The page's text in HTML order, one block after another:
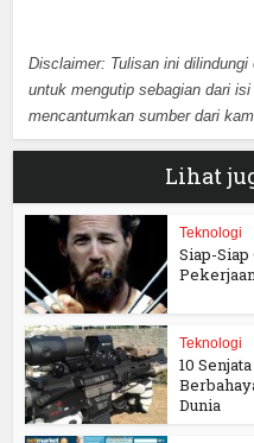
Disclaimer: Tulisan ini
untuk mengutip sebagian dari
mencantumkan sumber dari
Lihat
Teknologi
Siap-Siap
Teknologi
10
Dunia